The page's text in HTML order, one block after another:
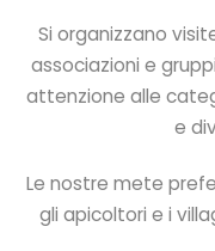
Si organizzano
associazioni e
attenzione alle
e
Le nostre mete
gli apicoltori e i